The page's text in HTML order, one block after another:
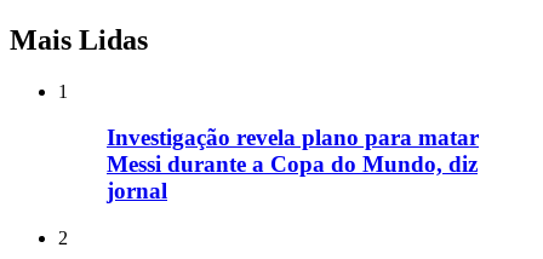
Mais Lidas
1
Investigação revela plano para matar
Messi durante a Copa do Mundo, diz
jornal
2